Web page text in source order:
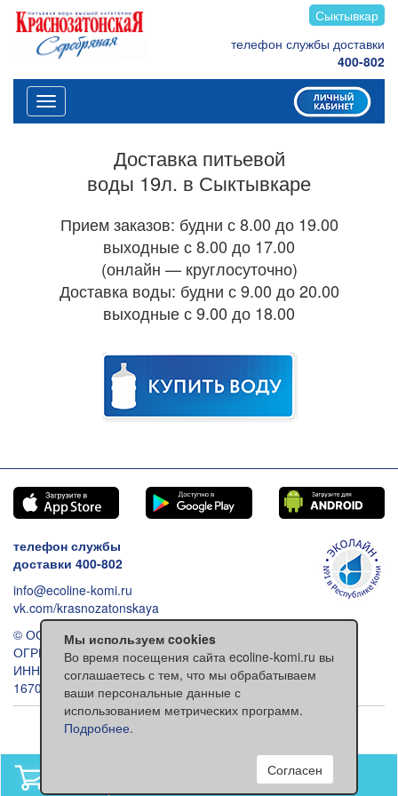
Сыктывкар
телефон службы доставки
400-802
Меню
Доставка питьевой
воды 19л. в Сыктывкаре
Прием заказов: будни с 8.00 до 19.00
выходные с 8.00 до 17.00
(онлайн — круглосуточно)
Доставка воды: будни с 9.00 до 20.00
выходные с 9.00 до 18.00
телефон службы
доставки 400-802
info@ecoline-komi.ru
vk.com/krasnozatonskaya
© ООО «Эколайн», 2026
ОГРН: 1021100512993
ИНН: 1101030557
167000 Сыктывкар ул. Ленина 118
Обычная версия сайта
нет товаров
Мы используем cookies
Во время посещения сайта ecoline-komi.ru вы
соглашаетесь с тем, что мы обрабатываем
ваши персональные данные с
использованием метрических программ.
Подробнее.
Согласен